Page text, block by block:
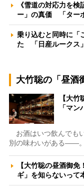
《雪道の対応力を
ー」の真価 「ター
乗り込むと同時に「
た 「日産ルークス
大竹聡の「昼酒
【大
「マ
お酒はいつ飲んでも
別の味わいがある――
【大竹聡の昼酒御
ギ」を知らないっ